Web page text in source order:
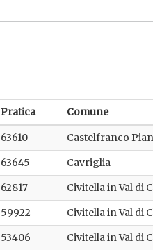
Pratica Comune
63610 Castelfranco
63645 Cavriglia
62817 Civitella in Val di
59922 Civitella in Val di
53406 Civitella in Val di